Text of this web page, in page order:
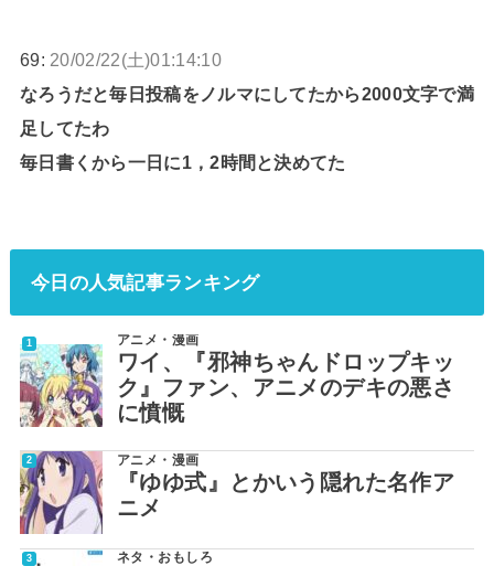
69: 20/02/22(土)01:14:10
なろうだと毎日投稿をノルマにしてたから2000文字で満
足してたわ
毎日書くから一日に1，2時間と決めてた
今日の人気記事ランキング
アニメ・漫画
ワイ、『邪神ちゃんドロップキッ
ク』ファン、アニメのデキの悪さ
に憤慨
アニメ・漫画
『ゆゆ式』とかいう隠れた名作ア
ニメ
ネタ・おもしろ